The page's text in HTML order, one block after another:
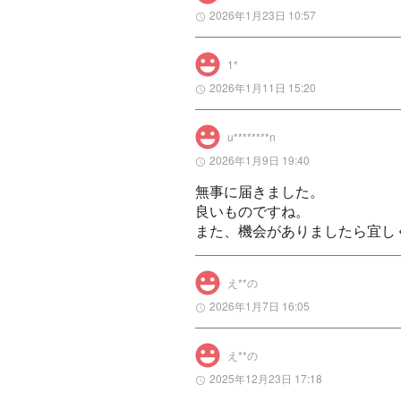
2026年1月23日 10:57
1*
2026年1月11日 15:20
u********n
2026年1月9日 19:40
無事に届きました。
良いものですね。
また、機会がありましたら宜し
え**の
2026年1月7日 16:05
え**の
2025年12月23日 17:18